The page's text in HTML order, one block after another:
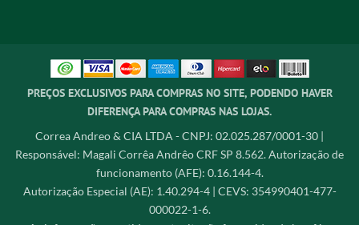
PREÇOS EXCLUSIVOS PARA COMPRAS NO SITE, PODENDO HAVER
DIFERENÇA PARA COMPRAS NAS LOJAS.
Correa Andreo & CIA LTDA - CNPJ: 02.025.287/0001-30 |
Responsável: Magali Corrêa Andrêo CRF SP 8.562. Autorização de
funcionamento (AFE): 0.16.144-4.
Autorização Especial (AE): 1.40.294-4 | CEVS: 354990401-477-
000022-1-6.